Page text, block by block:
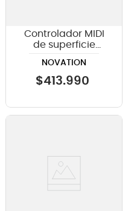
Controlador MIDI
de superficie
LAUNCHPAD PRO
NOVATION
$413.990